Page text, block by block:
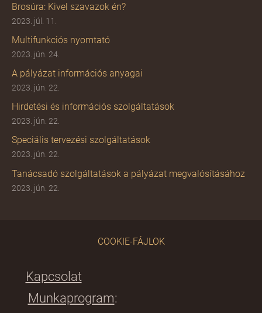
Brosúra: Kivel szavazok én?
2023. júl. 11.
Multifunkciós nyomtató
2023. jún. 24.
A pályázat információs anyagai
2023. jún. 22.
Hirdetési és információs szolgáltatások
2023. jún. 22.
Speciális tervezési szolgáltatások
2023. jún. 22.
Tanácsadó szolgáltatások a pályázat megvalósításához
2023. jún. 22.
COOKIE-FÁJLOK
Kapcsolat
Munkaprogram: